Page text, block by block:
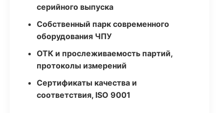
серийного выпуска
Собственный парк современного
оборудования ЧПУ
ОТК и прослеживаемость партий,
протоколы измерений
Сертификаты качества и
соответствия, ISO 9001